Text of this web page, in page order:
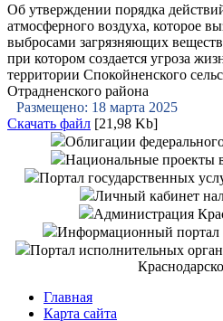
Об утверждении порядка
атмосферного воздуха, которое
выбросами загрязняющих
при котором создается угроза
территории Спокойненского
Отрадненского района
Размещено: 18 марта 2025
Скачать файл [21,98 Kb]
Облигации
Национальные проекты
Портал государственных
Личный кабинет
Администрация
Информационный портал
Портал исполнительных
Главная
Карта сайта